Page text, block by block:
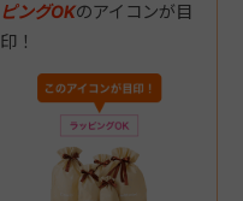
ピングOKのアイコンが目
印！